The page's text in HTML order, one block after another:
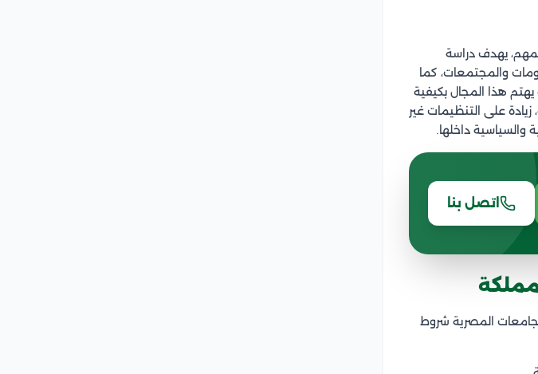
يهدف دراسة
والمجتمعات، كما
يهتم هذا المجال بكيفية
على التنظيمات غير
والسياسية داخلها.
اتصل بنا
المصرية شروط